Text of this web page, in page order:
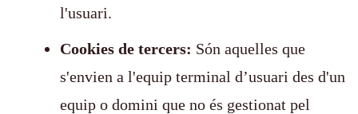
l'usuari.
Cookies de tercers: Són aquelles que
s'envien a l'equip terminal d’usuari des d'un
equip o domini que no és gestionat pel